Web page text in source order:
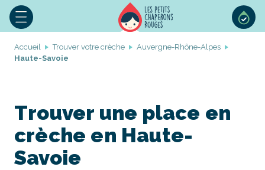
Accueil Trouver votre crèche
Auvergne-Rhône-Alpes
Haute-Savoie
Trouver une place en
crèche en Haute-
Savoie